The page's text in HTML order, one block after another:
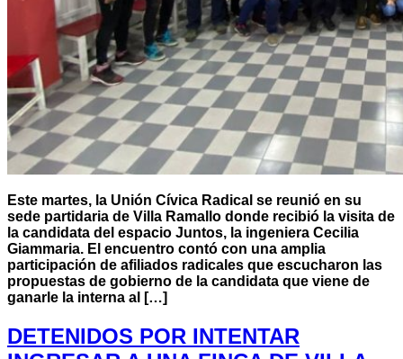
Este martes, la Unión Cívica Radical se reunió en su
sede partidaria de Villa Ramallo donde recibió la visita de
la candidata del espacio Juntos, la ingeniera Cecilia
Giammaria. El encuentro contó con una amplia
participación de afiliados radicales que escucharon las
propuestas de gobierno de la candidata que viene de
ganarle la interna al […]
DETENIDOS POR INTENTAR